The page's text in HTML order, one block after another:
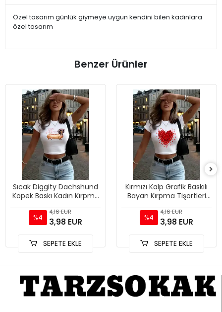
Özel tasarım günlük giymeye uygun kendini bilen kadınlara
özel tasarım
Benzer Ürünler
Sıcak Diggity Dachshund
Köpek Baskı Kadın Kırpma
Yüksek Elastik Üstler Se
%4
4,16 EUR
3,98 EUR
SEPETE EKLE
Kırmızı Kalp Grafik Baskılı
Bayan Kırpma Tişörtleri
Boyun Üstleri Sokak
%4
4,16 EUR
3,98 EUR
SEPETE EKLE